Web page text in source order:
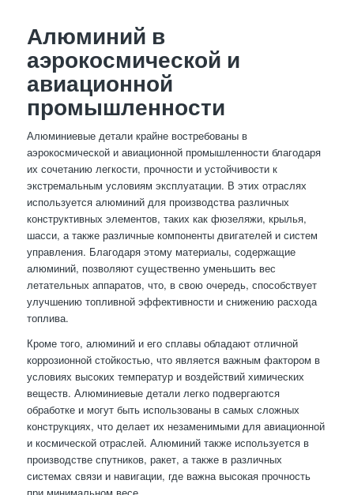
Алюминий в
аэрокосмической и
авиационной
промышленности
Алюминиевые детали крайне востребованы в
аэрокосмической и авиационной промышленности благодаря
их сочетанию легкости, прочности и устойчивости к
экстремальным условиям эксплуатации. В этих отраслях
используется алюминий для производства различных
конструктивных элементов, таких как фюзеляжи, крылья,
шасси, а также различные компоненты двигателей и систем
управления. Благодаря этому материалы, содержащие
алюминий, позволяют существенно уменьшить вес
летательных аппаратов, что, в свою очередь, способствует
улучшению топливной эффективности и снижению расхода
топлива.
Кроме того, алюминий и его сплавы обладают отличной
коррозионной стойкостью, что является важным фактором в
условиях высоких температур и воздействий химических
веществ. Алюминиевые детали легко подвергаются
обработке и могут быть использованы в самых сложных
конструкциях, что делает их незаменимыми для авиационной
и космической отраслей. Алюминий также используется в
производстве спутников, ракет, а также в различных
системах связи и навигации, где важна высокая прочность